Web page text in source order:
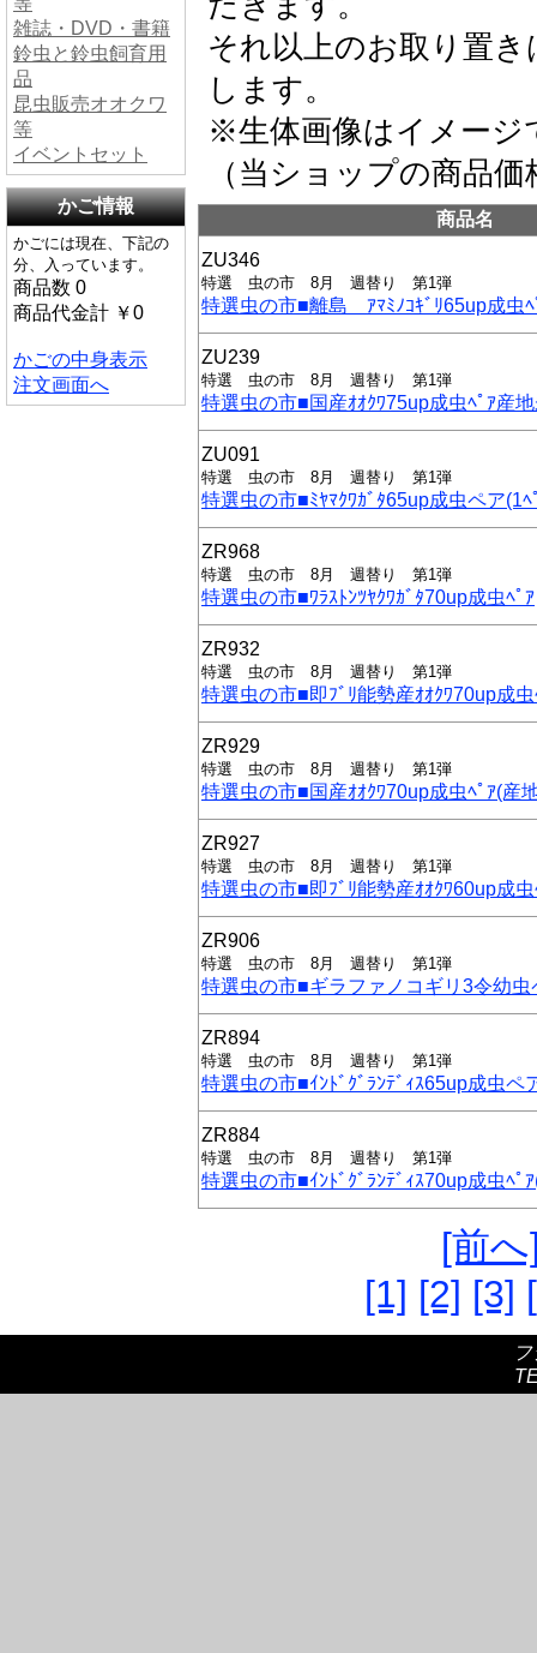
雑誌・DVD・書籍
鈴虫と鈴虫飼育用
品
昆虫販売オオクワ
等
イベントセット
かご情報
かごには現在、下記の
分、入っています。
商品数 0
商品代金計 ￥0
かごの中身表示
注文画面へ
それ以上のお取り置
します。
※生体画像はイメージ
（当ショップの商品
商品名
ZU346
特選 虫の市 8月 週替り 第1弾
特選虫の市■離島 ｱﾏﾐﾉｺｷﾞﾘ65up成虫ﾍ
ZU239
特選 虫の市 8月 週替り 第1弾
特選虫の市■国産ｵｵｸﾜ75up成虫ﾍﾟｱ産
ZU091
特選 虫の市 8月 週替り 第1弾
特選虫の市■ﾐﾔﾏｸﾜｶﾞﾀ65up成虫ペア(1ﾍ
ZR968
特選 虫の市 8月 週替り 第1弾
特選虫の市■ﾜﾗｽﾄﾝﾂﾔｸﾜｶﾞﾀ70up成虫ﾍﾟｱ
ZR932
特選 虫の市 8月 週替り 第1弾
特選虫の市■即ﾌﾞﾘ能勢産ｵｵｸﾜ70up成虫
ZR929
特選 虫の市 8月 週替り 第1弾
特選虫の市■国産ｵｵｸﾜ70up成虫ﾍﾟｱ(産
ZR927
特選 虫の市 8月 週替り 第1弾
特選虫の市■即ﾌﾞﾘ能勢産ｵｵｸﾜ60up成虫
ZR906
特選 虫の市 8月 週替り 第1弾
特選虫の市■ギラファノコギリ3令幼虫
ZR894
特選 虫の市 8月 週替り 第1弾
特選虫の市■ｲﾝﾄﾞｸﾞﾗﾝﾃﾞｨｽ65up成虫ペ
ZR884
特選 虫の市 8月 週替り 第1弾
特選虫の市■ｲﾝﾄﾞｸﾞﾗﾝﾃﾞｨｽ70up成虫ﾍﾟ
[前
[1] [2] [3]